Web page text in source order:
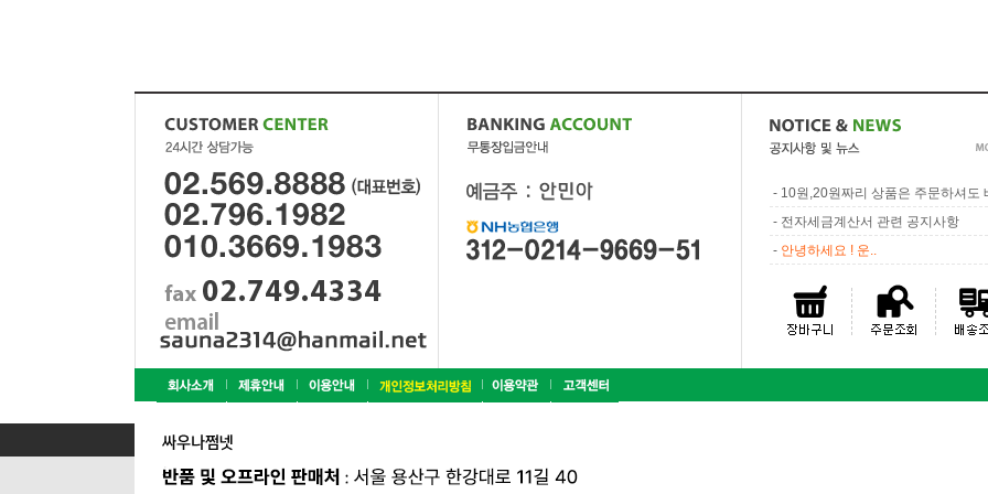
- 10원,20원짜리 상품은 주문하셔도
- 전자세금계산서 관련 공지사항
- 안녕하세요 ! 운..